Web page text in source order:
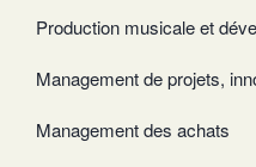
Production musicale et
Management de projets,
Management des achats